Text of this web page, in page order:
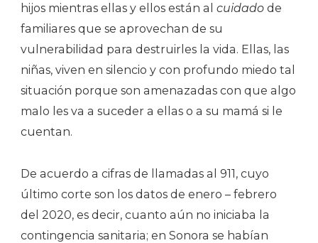
hijos mientras ellas y ellos están al cuidado de
familiares que se aprovechan de su
vulnerabilidad para destruirles la vida. Ellas, las
niñas, viven en silencio y con profundo miedo tal
situación porque son amenazadas con que algo
malo les va a suceder a ellas o a su mamá si le
cuentan.
De acuerdo a cifras de llamadas al 911, cuyo
último corte son los datos de enero – febrero
del 2020, es decir, cuanto aún no iniciaba la
contingencia sanitaria; en Sonora se habían